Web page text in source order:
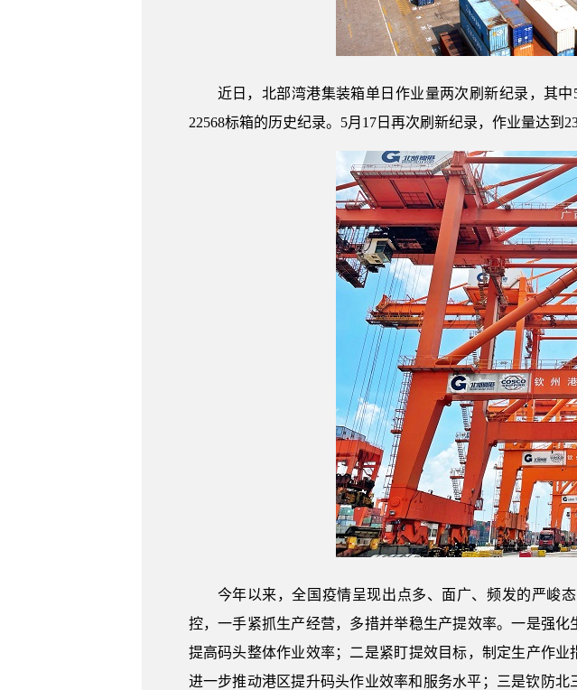
近日，北部湾港集装箱单日作业量两次刷新纪录，其
22568标箱的历史纪录。5月17日再次刷新纪录，作业量达到
今年以来，全国疫情呈现出点多、面广、频发的严峻
控，一手紧抓生产经营，多措并举稳生产提效率。一是强
提高码头整体作业效率；二是紧盯提效目标，制定生产作
进一步推动港区提升码头作业效率和服务水平；三是钦防